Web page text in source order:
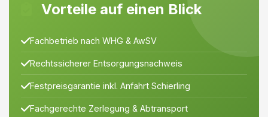
Vorteile auf einen Blick
Fachbetrieb nach WHG & AwSV
Rechtssicherer Entsorgungsnachweis
Festpreisgarantie inkl. Anfahrt Schierling
Fachgerechte Zerlegung & Abtransport